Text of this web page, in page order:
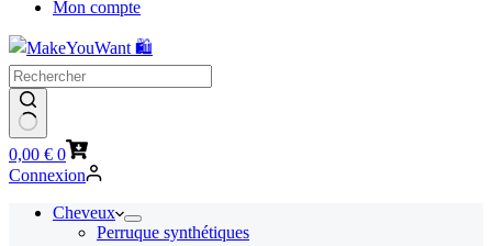
Mon compte
Panier
d’achat
0,00 € 0
Connexion
Cheveux
Perruque synthétiques